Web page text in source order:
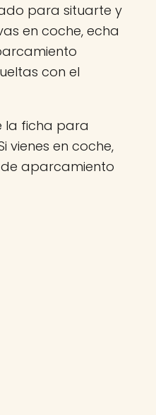
para situarte y
en coche, echa
con el
la ficha para
vienes en coche,
aparcamiento